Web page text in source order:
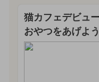
猫カフェデビュ
おやつをあげよう